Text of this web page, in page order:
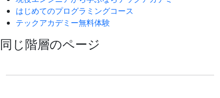
はじめてのプログラミングコース
テックアカデミー無料体験
同じ階層のページ